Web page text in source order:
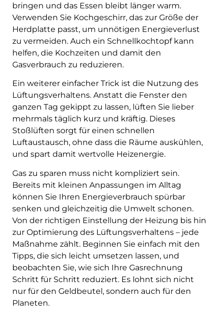
bringen und das Essen bleibt länger warm.
Verwenden Sie Kochgeschirr, das zur Größe der
Herdplatte passt, um unnötigen Energieverlust
zu vermeiden. Auch ein Schnellkochtopf kann
helfen, die Kochzeiten und damit den
Gasverbrauch zu reduzieren.
Ein weiterer einfacher Trick ist die Nutzung des
Lüftungsverhaltens. Anstatt die Fenster den
ganzen Tag gekippt zu lassen, lüften Sie lieber
mehrmals täglich kurz und kräftig. Dieses
Stoßlüften sorgt für einen schnellen
Luftaustausch, ohne dass die Räume auskühlen,
und spart damit wertvolle Heizenergie.
Gas zu sparen muss nicht kompliziert sein.
Bereits mit kleinen Anpassungen im Alltag
können Sie Ihren Energieverbrauch spürbar
senken und gleichzeitig die Umwelt schonen.
Von der richtigen Einstellung der Heizung bis hin
zur Optimierung des Lüftungsverhaltens – jede
Maßnahme zählt. Beginnen Sie einfach mit den
Tipps, die sich leicht umsetzen lassen, und
beobachten Sie, wie sich Ihre Gasrechnung
Schritt für Schritt reduziert. Es lohnt sich nicht
nur für den Geldbeutel, sondern auch für den
Planeten.